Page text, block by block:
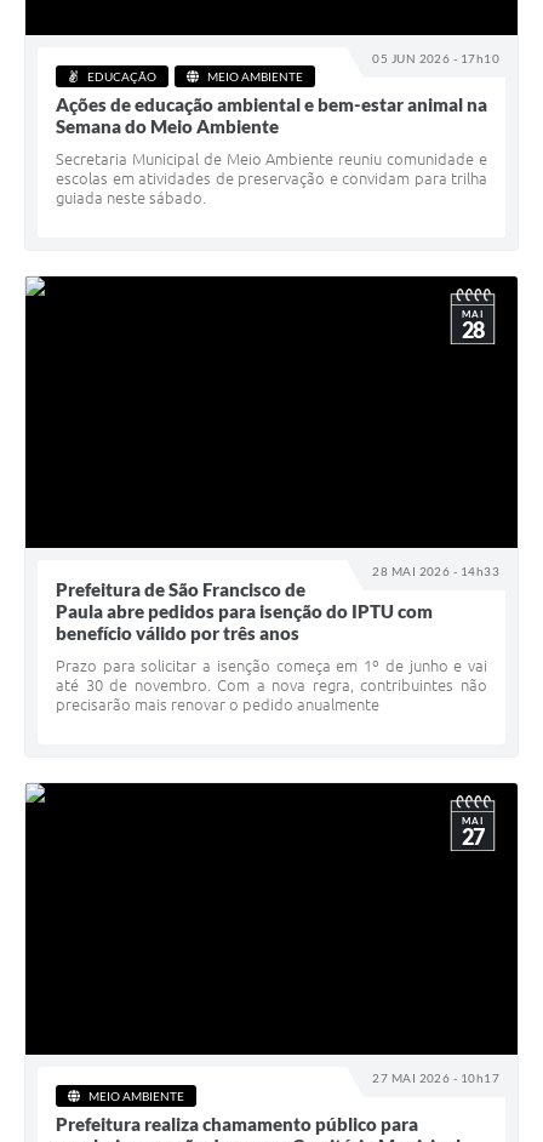
05 JUN 2026 - 17h10
EDUCAÇÃO MEIO AMBIENTE
Ações de educação ambiental e bem-estar animal na
Semana do Meio Ambiente
Secretaria Municipal de Meio Ambiente reuniu comunidade e
escolas em atividades de preservação e convidam para trilha
guiada neste sábado.
28 MAI 2026 - 14h33
MAI
28
Prefeitura de São Francisco de
Paula abre pedidos para isenção do IPTU com
benefício válido por três anos
Prazo para solicitar a isenção começa em 1º de junho e vai
até 30 de novembro. Com a nova regra, contribuintes não
precisarão mais renovar o pedido anualmente
27 MAI 2026 - 10h17
MAI
27
MEIO AMBIENTE
Prefeitura realiza chamamento público para